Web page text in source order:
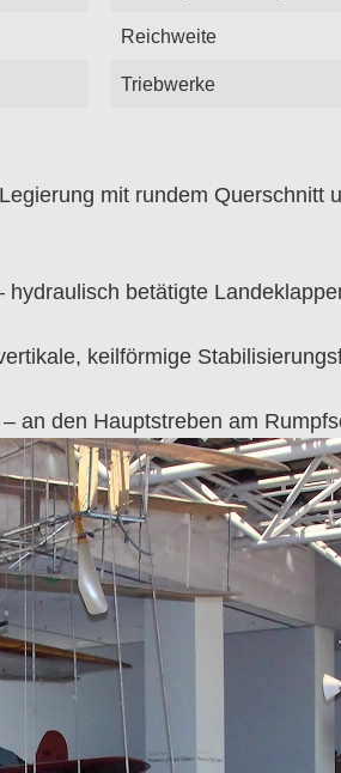
Reichweite
Triebwerke
mit rundem Querschnitt
betätigte
keilförmige
an den Hauptstreben am